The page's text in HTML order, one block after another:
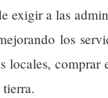
exigir a las
los
locales,